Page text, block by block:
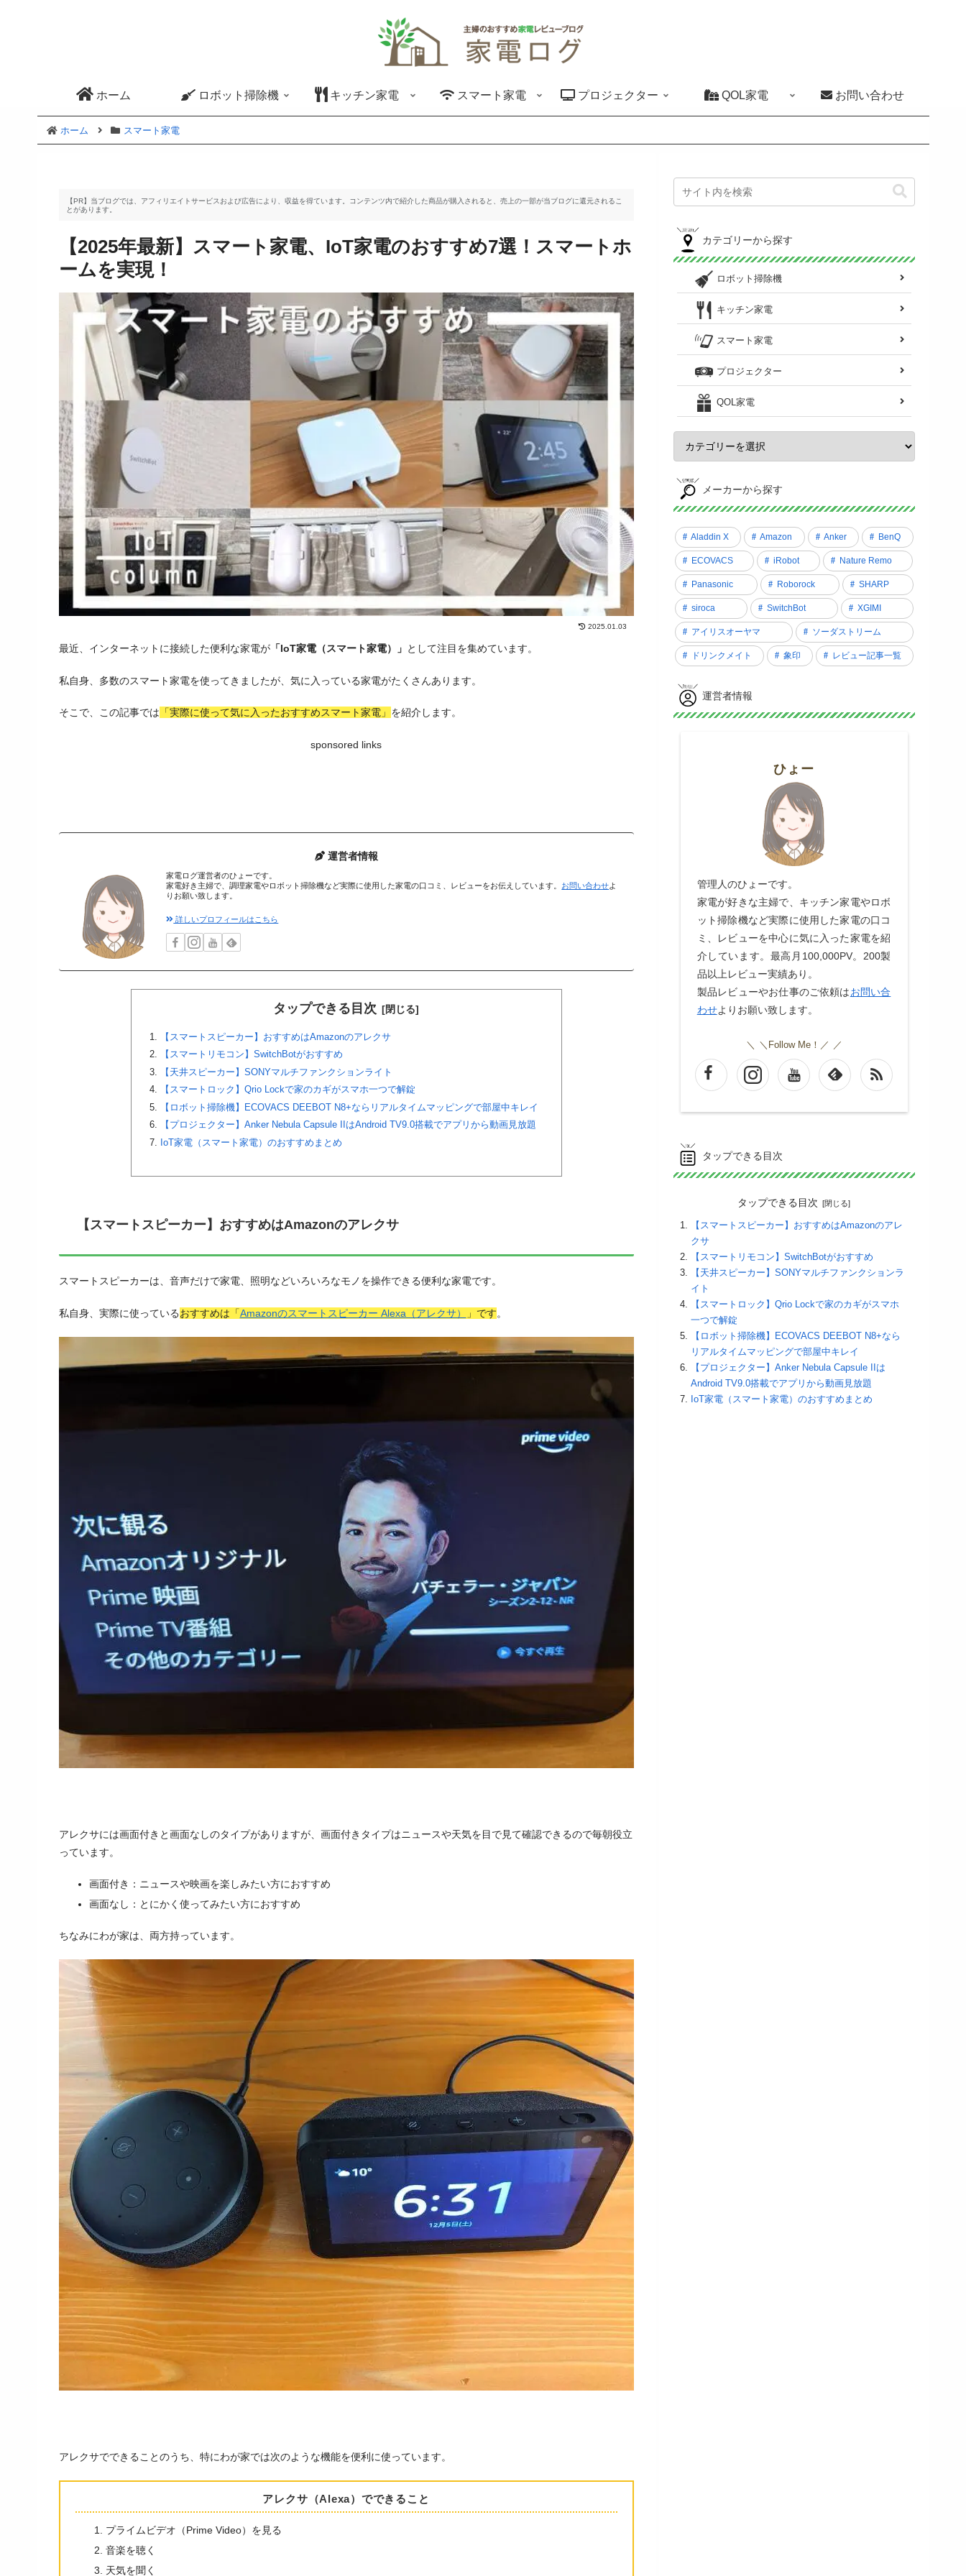
ホーム ロボット掃除機 キッチン家電 スマート家電 プロジェクター QOL家電 お問い合わせ
ホーム スマート家電
【PR】当ブログでは、アフィリエイトサービスおよび広告により、収益を得ています。コンテンツ内で紹介した商品が購入されると、売上の一部が当ブログに還元されるこ
とがあります。
【2025年最新】スマート家電、IoT家電のおすすめ7選！スマートホ
ームを実現！
2025.01.03
最近、インターネットに接続した便利な家電が「IoT家電（スマート家電）」 として注目を集めています。
私自身、多数のスマート家電を使ってきましたが、気に入っている家電がたくさんあります。
そこで、この記事では 「実際に使って気に入ったおすすめスマート家電」 を紹介します。
sponsored links
運営者情報
家電ログ運営者のひょーです。
家電好き主婦で、調理家電やロボット掃除機など実際に使用した家電の口コミ、レビューをお伝えしています。 お問い合わせよ
りお願い致します。
詳しいプロフィールはこちら
タップできる目次
【スマートスピーカー】おすすめはAmazonのアレクサ
【スマートリモコン】SwitchBotがおすすめ
【天井スピーカー】SONYマルチファンクションライト
【スマートロック】Qrio Lockで家のカギがスマホ一つで解錠
【ロボット掃除機】ECOVACS DEEBOT N8+ならリアルタイムマッピングで部屋中キレイ
【プロジェクター】Anker Nebula Capsule IIはAndroid TV9.0搭載でアプリから動画見放題
IoT家電（スマート家電）のおすすめまとめ
【スマートスピーカー】おすすめはAmazonのアレクサ
スマートスピーカーは、音声だけで家電、照明などいろいろなモノを操作できる便利な家電です。
私自身、実際に使っているおすすめは「Amazonのスマートスピーカー Alexa（アレクサ） 」です。
アレクサには画面付きと画面なしのタイプがありますが、画面付きタイプはニュースや天気を目で見て確認できるので毎朝役立
っています。
画面付き：ニュースや映画を楽しみたい方におすすめ
画面なし：とにかく使ってみたい方におすすめ
ちなみにわが家は、両方持っています。
アレクサでできることのうち、特にわが家では次のような機能を便利に使っています。
アレクサ（Alexa）でできること
プライムビデオ（Prime Video）を見る
音楽を聴く
天気を聞く
カテゴリーから探す
ロボット掃除機
キッチン家電
スマート家電
プロジェクター
QOL家電
メーカーから探す
Aladdin X Amazon Anker BenQ
ECOVACS iRobot Nature Remo
Panasonic Roborock SHARP
siroca SwitchBot XGIMI
アイリスオーヤマ ソーダストリーム
ドリンクメイト 象印 レビュー記事一覧
運営者情報
ひょー
管理人のひょーです。
家電が好きな主婦で、キッチン家電やロボ
ット掃除機など実際に使用した家電の口コ
ミ、レビューを中心に気に入った家電を紹
介しています。最高月100,000PV。200製
品以上レビュー実績あり。
製品レビューやお仕事のご依頼はお問い合
わせよりお願い致します。
＼Follow Me！／
タップできる目次
タップできる目次
【スマートスピーカー】おすすめはAmazonのアレ
クサ
【スマートリモコン】SwitchBotがおすすめ
【天井スピーカー】SONYマルチファンクションラ
イト
【スマートロック】Qrio Lockで家のカギがスマホ
一つで解錠
【ロボット掃除機】ECOVACS DEEBOT N8+なら
リアルタイムマッピングで部屋中キレイ
【プロジェクター】Anker Nebula Capsule IIは
Android TV9.0搭載でアプリから動画見放題
IoT家電（スマート家電）のおすすめまとめ